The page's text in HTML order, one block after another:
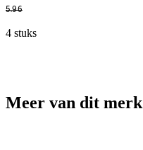
5.96
4 stuks
Meer van dit merk